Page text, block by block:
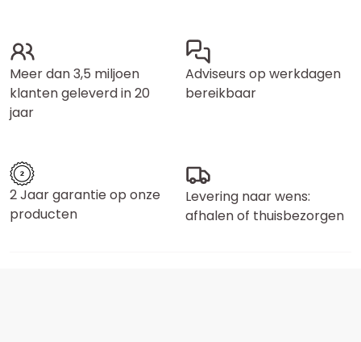
Meer dan 3,5 miljoen
klanten geleverd in 20
jaar
Adviseurs op werkdagen
bereikbaar
2 Jaar garantie op onze
producten
Levering naar wens:
afhalen of thuisbezorgen